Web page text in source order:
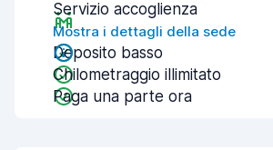
Servizio accoglienza
Mostra i dettagli della sede
Deposito basso
Chilometraggio illimitato
Paga una parte ora